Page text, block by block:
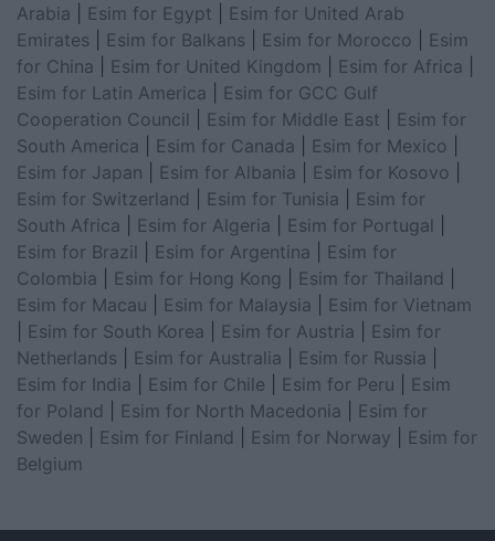
Arabia
Esim for Egypt
Esim for United Arab
Emirates
Esim for Balkans Esim for Morocco
Esim
for China
Esim for United Kingdom Esim for Africa
Esim for Latin America
Esim for GCC Gulf
Cooperation Council
Esim for Middle East
Esim for
South America
Esim for Canada Esim for Mexico
Esim for Japan
Esim for Albania Esim for Kosovo
Esim for Switzerland
Esim for Tunisia
Esim for
South Africa
Esim for Algeria Esim for Portugal
Esim for Brazil
Esim for Argentina
Esim for
Colombia
Esim for Hong Kong Esim for Thailand
Esim for Macau
Esim for Malaysia
Esim for Vietnam
Esim for South Korea Esim for Austria
Esim for
Netherlands
Esim for Australia Esim for Russia
Esim for India
Esim for Chile Esim for Peru
Esim
for Poland
Esim for North Macedonia
Esim for
Sweden
Esim for Finland Esim for Norway
Esim for
Belgium